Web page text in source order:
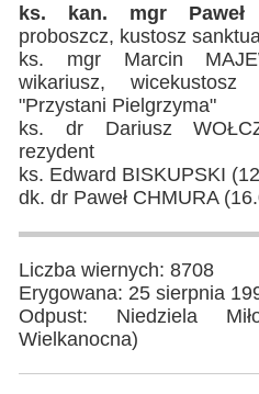
ks. kan. mgr Paweł
proboszcz, kustosz
ks. mgr Marcin
wikariusz, wicekustosz
"Przystani Pielgrzyma"
ks. dr Dariusz
rezydent
ks. Edward BISKUPSKI
dk. dr Paweł CHMURA
Liczba wiernych: 8708
Erygowana: 25 sierpnia
Odpust: Niedziela
Wielkanocna)